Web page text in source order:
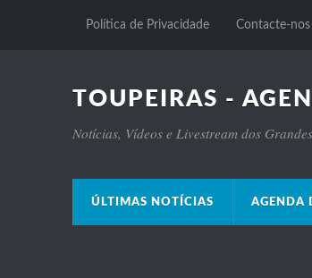
Política de Privacidade Contacte-nos
TOUPEIRAS -
Notícias, Vídeos e Livestream dos
ÚLTIMAS NOTÍCIAS AGENDA